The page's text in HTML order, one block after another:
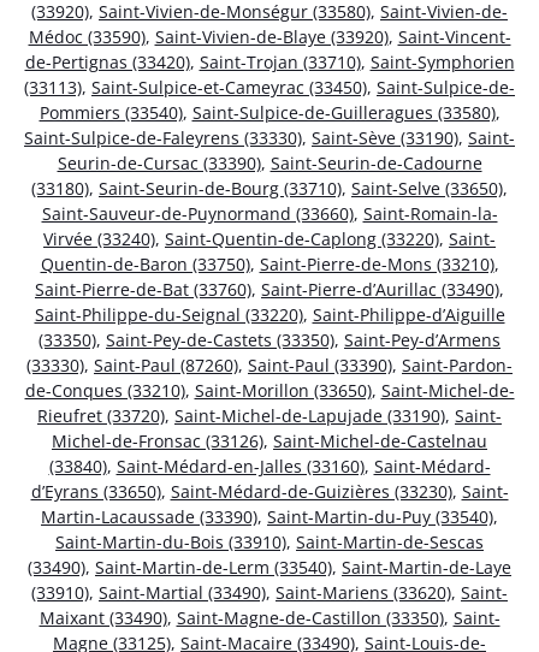
(33920), Saint-Vivien-de-Monségur (33580), Saint-Vivien-de-
Médoc (33590), Saint-Vivien-de-Blaye (33920), Saint-Vincent-
de-Pertignas (33420), Saint-Trojan (33710), Saint-Symphorien
(33113), Saint-Sulpice-et-Cameyrac (33450), Saint-Sulpice-de-
Pommiers (33540), Saint-Sulpice-de-Guilleragues (33580),
Saint-Sulpice-de-Faleyrens (33330), Saint-Sève (33190), Saint-
Seurin-de-Cursac (33390), Saint-Seurin-de-Cadourne
(33180), Saint-Seurin-de-Bourg (33710), Saint-Selve (33650),
Saint-Sauveur-de-Puynormand (33660), Saint-Romain-la-
Virvée (33240), Saint-Quentin-de-Caplong (33220), Saint-
Quentin-de-Baron (33750), Saint-Pierre-de-Mons (33210),
Saint-Pierre-de-Bat (33760), Saint-Pierre-d’Aurillac (33490),
Saint-Philippe-du-Seignal (33220), Saint-Philippe-d’Aiguille
(33350), Saint-Pey-de-Castets (33350), Saint-Pey-d’Armens
(33330), Saint-Paul (87260), Saint-Paul (33390), Saint-Pardon-
de-Conques (33210), Saint-Morillon (33650), Saint-Michel-de-
Rieufret (33720), Saint-Michel-de-Lapujade (33190), Saint-
Michel-de-Fronsac (33126), Saint-Michel-de-Castelnau
(33840), Saint-Médard-en-Jalles (33160), Saint-Médard-
d’Eyrans (33650), Saint-Médard-de-Guizières (33230), Saint-
Martin-Lacaussade (33390), Saint-Martin-du-Puy (33540),
Saint-Martin-du-Bois (33910), Saint-Martin-de-Sescas
(33490), Saint-Martin-de-Lerm (33540), Saint-Martin-de-Laye
(33910), Saint-Martial (33490), Saint-Mariens (33620), Saint-
Maixant (33490), Saint-Magne-de-Castillon (33350), Saint-
Magne (33125), Saint-Macaire (33490), Saint-Louis-de-